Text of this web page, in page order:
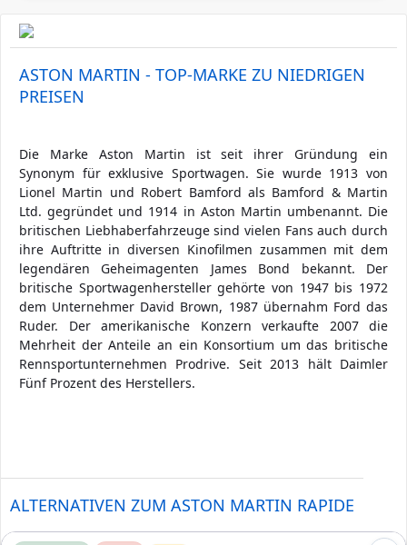
ASTON MARTIN - TOP-MARKE ZU NIEDRIGEN
PREISEN
Die Marke Aston Martin ist seit ihrer Gründung ein
Synonym für exklusive Sportwagen. Sie wurde 1913 von
Lionel Martin und Robert Bamford als Bamford & Martin
Ltd. gegründet und 1914 in Aston Martin umbenannt. Die
britischen Liebhaberfahrzeuge sind vielen Fans auch durch
ihre Auftritte in diversen Kinofilmen zusammen mit dem
legendären Geheimagenten James Bond bekannt. Der
britische Sportwagenhersteller gehörte von 1947 bis 1972
dem Unternehmer David Brown, 1987 übernahm Ford das
Ruder. Der amerikanische Konzern verkaufte 2007 die
Mehrheit der Anteile an ein Konsortium um das britische
Rennsportunternehmen Prodrive. Seit 2013 hält Daimler
Fünf Prozent des Herstellers.
ALTERNATIVEN ZUM ASTON MARTIN RAPIDE